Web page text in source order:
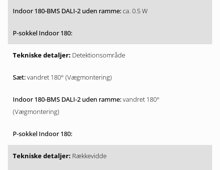
ca. 0.5 W
Detektionsområde
vandret 180° (Vægmontering)
vandret 180°
(Vægmontering)
Rækkevidde